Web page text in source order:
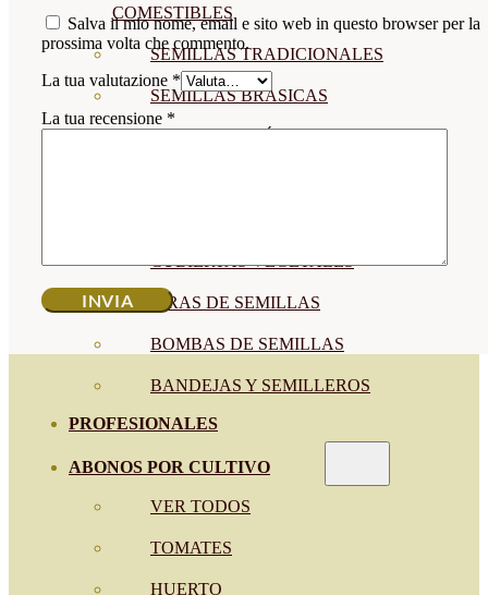
COMESTIBLES
SEMILLAS TRADICIONALES
SEMILLAS BRASICAS
CUBIERTAS VEGETALES
TIRAS DE SEMILLAS
BOMBAS DE SEMILLAS
BANDEJAS Y SEMILLEROS
PROFESIONALES
ABONOS POR CULTIVO
VER TODOS
TOMATES
HUERTO
Salva il mio nome, email e sito web in questo browser per la
prossima volta che commento.
La tua valutazione *
La tua recensione *